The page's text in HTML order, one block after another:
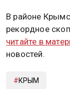
В районе
рекордное
читайте в
новостей.
КРЫМ